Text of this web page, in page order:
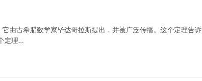
由古希腊数学家毕达哥拉斯提出，并被广泛传播。这个定理告诉
定理…